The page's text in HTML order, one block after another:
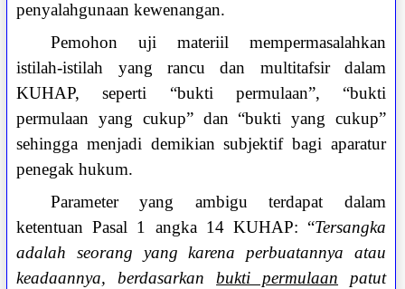
penyalahgunaan kewenangan.
Pemohon uji materiil mempermasalahkan
istilah-istilah yang rancu dan multitafsir dalam
KUHAP, seperti “bukti permulaan”, “bukti
permulaan yang cukup” dan “bukti yang cukup”
sehingga menjadi demikian subjektif bagi aparatur
penegak hukum.
Parameter yang ambigu terdapat dalam
ketentuan Pasal 1 angka 14 KUHAP: “Tersangka
adalah seorang yang karena perbuatannya atau
keadaannya, berdasarkanbukti permulaan patut